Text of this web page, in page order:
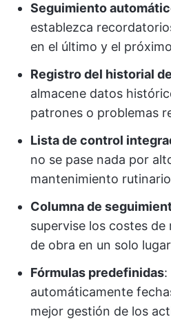
Seguimiento
establezca
en el último y el
Registro del historial
almacene datos
patrones o problemas
Lista de control
no se pase nada por
mantenimiento
Columna de
supervise los costes
de obra en un solo
Fórmulas predefinidas:
automáticamente
mejor gestión de los